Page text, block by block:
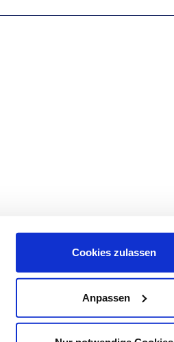
Cookies zulassen
Anpassen